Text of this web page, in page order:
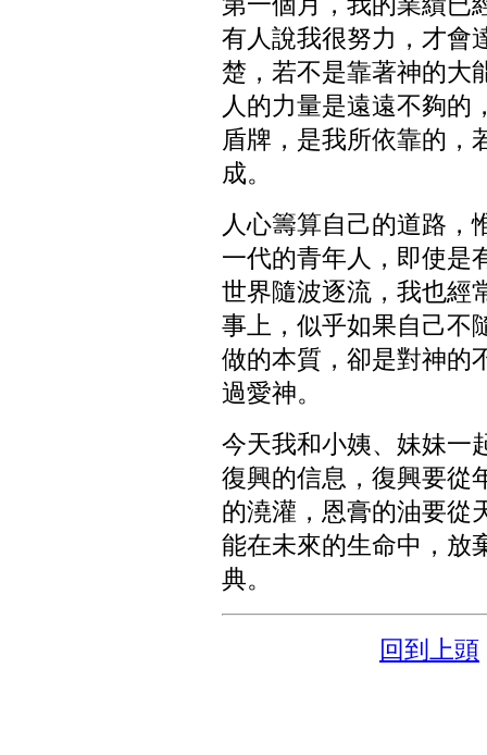
有人說我很努力，才會
楚，若不是靠著神的大
人的力量是遠遠不夠的
盾牌，是我所依靠的，
成。
人心籌算自己的道路，
一代的青年人，即使是
世界隨波逐流，我也經
事上，似乎如果自己不
做的本質，卻是對神的
過愛神。
今天我和小姨、妹妹一
復興的信息，復興要從
的澆灌，恩膏的油要從
能在未來的生命中，放
典。
回到上頭